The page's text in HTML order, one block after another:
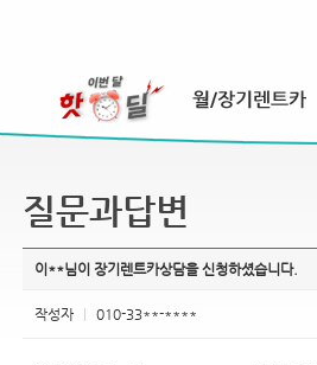
질문과답변
이**님이 장기렌트카상담을 신청하셨습니다.
작성자 010-33**-****